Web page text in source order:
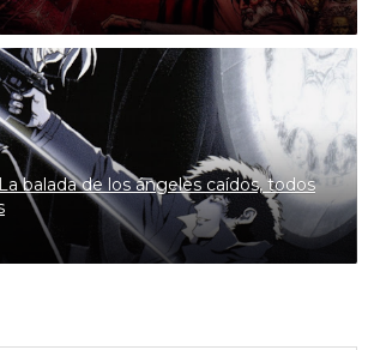
balada de los ángeles caídos, todos